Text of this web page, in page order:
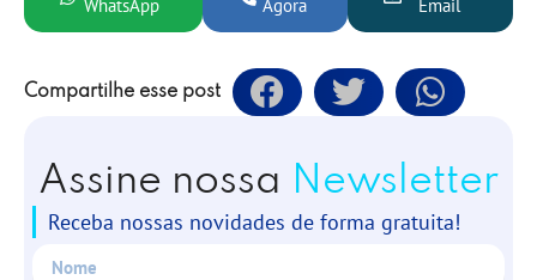
WhatsApp Agora Email
Compartilhe esse post
Assine nossa Newsletter
Receba nossas novidades de forma gratuita!